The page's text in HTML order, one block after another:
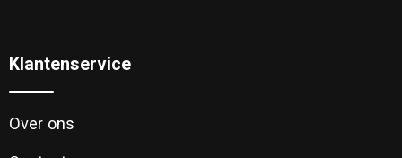
Klantenservice
Over ons